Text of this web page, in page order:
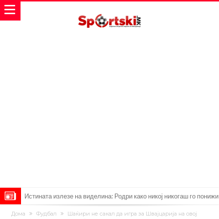
Истината излезе на виделина: Родри како никој никогаш го понижи
Реал, подобро да не доаѓа во Мадрид!
Пресврт во трансферот на Ромеро? Интер нема доволно
Дома Фудбал
Шаќири не сакал да игра за Швајцарија на овој